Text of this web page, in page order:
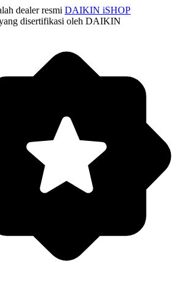
dealer resmi DAIKIN iSHOP
disertifikasi oleh DAIKIN